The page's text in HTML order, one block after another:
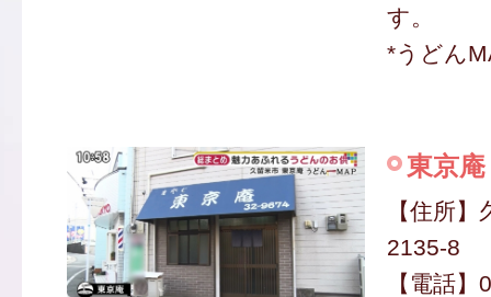
す。
*うどん
東京庵
【住所
2135-8
【電話